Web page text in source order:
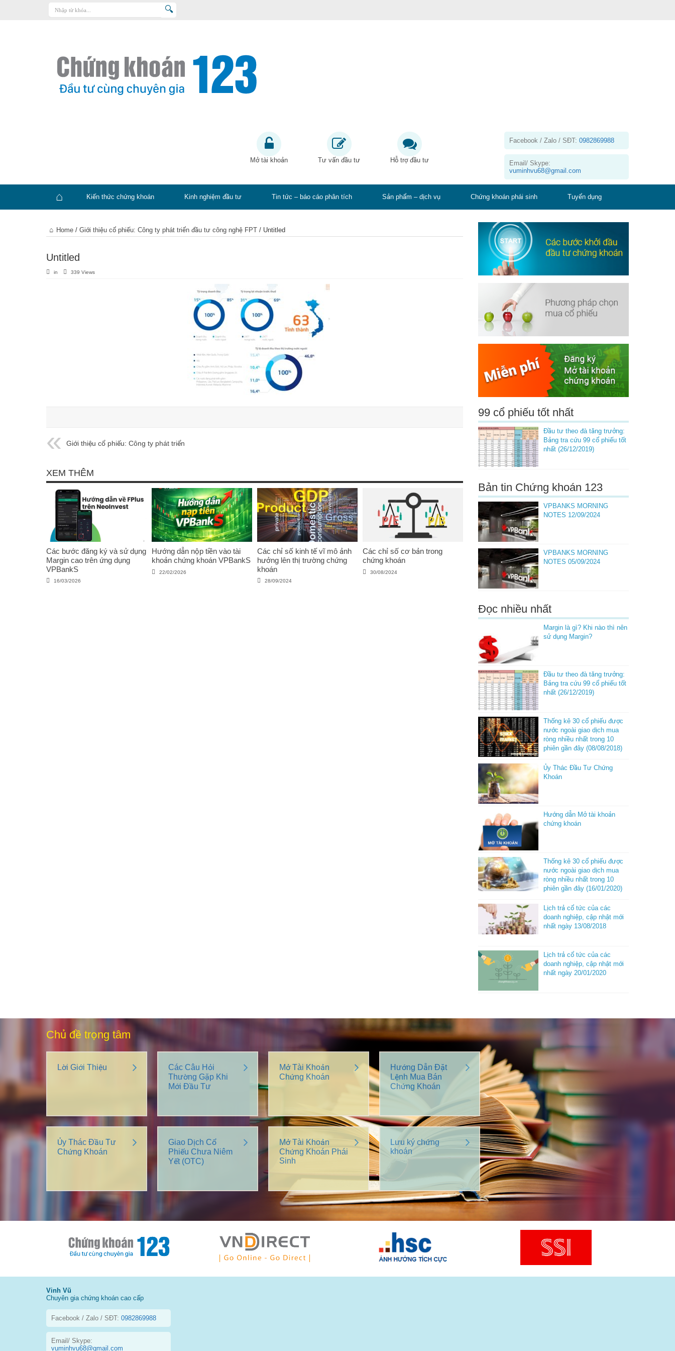
Kiến thức chứng khoán
Kinh nghiệm đầu tư
Tin tức – báo cáo phân tích
Mở tài khoản Tư vấn đầu tư Hỗ trợ đầu tư
Facebook / Zalo / SĐT: 0982869988
Email/ Skype:
vuminhvu68@gmail.com
Trang
chủ
Kiến thức chứng khoán Kinh nghiệm đầu tư Tin tức – báo cáo phân tích Sản phẩm – dịch vụ Chứng khoán phái sinh Tuyển dụng
Home / Giới thiệu cổ phiếu: Công ty phát triển đầu tư công nghệ FPT / Untitled
Untitled
in 339 Views
Giới thiệu cổ phiếu: Công ty phát triển
XEM THÊM
Các bước đăng ký và sử dụng
Margin cao trên ứng dụng
VPBankS
16/03/2026
Hướng dẫn nộp tiền vào tài
khoản chứng khoán VPBankS
22/02/2026
Các chỉ số kinh tế vĩ mô ảnh
hưởng lên thị trường chứng
khoán
28/09/2024
Các chỉ số cơ bản trong
chứng khoán
30/08/2024
99 cổ phiếu tốt nhất
Đầu tư theo đà tăng trưởng:
Bảng tra cứu 99 cổ phiếu tốt
nhất (26/12/2019)
Bản tin Chứng khoán 123
VPBANKS MORNING
NOTES 12/09/2024
VPBANKS MORNING
NOTES 05/09/2024
Đọc nhiều nhất
Margin là gì? Khi nào thì nên
sử dụng Margin?
Đầu tư theo đà tăng trưởng:
Bảng tra cứu 99 cổ phiếu tốt
nhất (26/12/2019)
Thống kê 30 cổ phiếu được
nước ngoài giao dịch mua
ròng nhiều nhất trong 10
phiên gần đây (08/08/2018)
Ủy Thác Đầu Tư Chứng
Khoán
Hướng dẫn Mở tài khoản
chứng khoán
Thống kê 30 cổ phiếu được
nước ngoài giao dịch mua
ròng nhiều nhất trong 10
phiên gần đây (16/01/2020)
Lịch trả cổ tức của các
doanh nghiệp, cập nhật mới
nhất ngày 13/08/2018
Lịch trả cổ tức của các
doanh nghiệp, cập nhật mới
nhất ngày 20/01/2020
Chủ đề trọng tâm
Lời Giới Thiệu
Các Câu Hỏi
Thường Gặp Khi
Mới Đầu Tư
Mở Tài Khoản
Chứng Khoán
Hướng Dẫn Đặt
Lệnh Mua Bán
Chứng Khoán
Ủy Thác Đầu Tư
Chứng Khoán
Giao Dịch Cổ
Phiếu Chưa Niêm
Yết (OTC)
Mở Tài Khoản
Chứng Khoán Phái
Sinh
Lưu ký chứng
khoán
Vinh Vũ
Chuyên gia chứng khoán cao cấp
Facebook / Zalo / SĐT: 0982869988
Email/ Skype:
vuminhvu68@gmail.com